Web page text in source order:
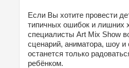
Если Вы хотите провести
типичных ошибок и лишних
специалисты Art Mix Show
сценарий, аниматора, шоу
останется только
ребёнком.